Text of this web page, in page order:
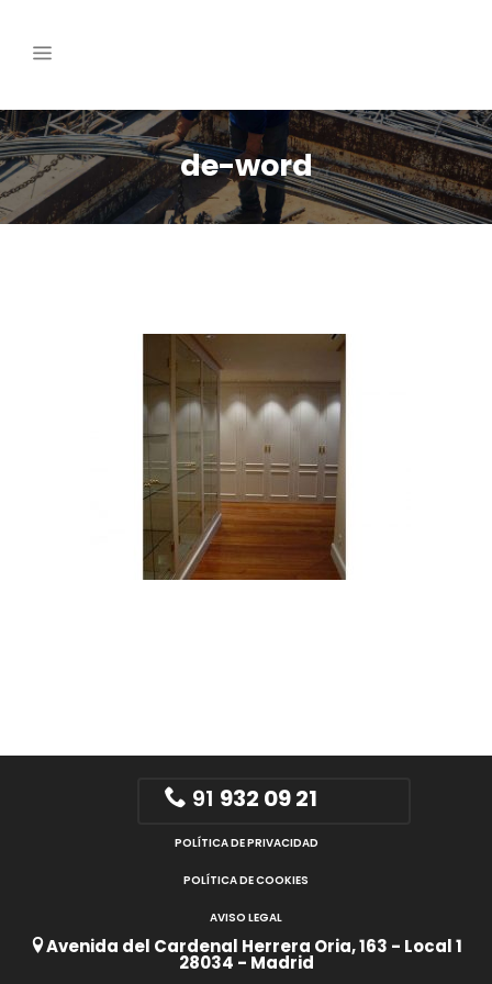
de-word
91 932 09 21
POLÍTICA DE PRIVACIDAD
POLÍTICA DE COOKIES
AVISO LEGAL
Avenida del Cardenal Herrera Oria, 163 - Local 1
28034 - Madrid